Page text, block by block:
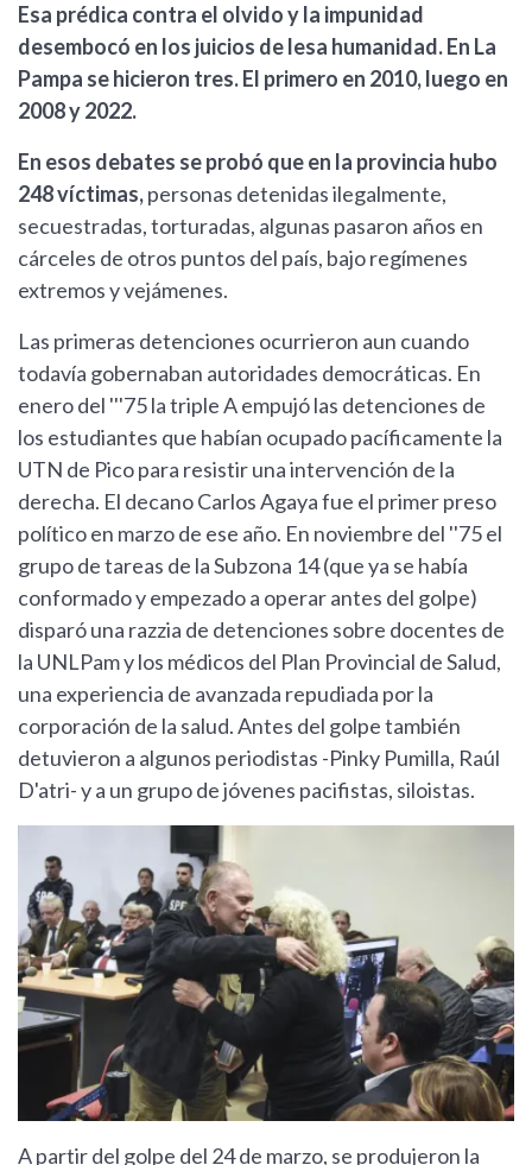
Esa prédica contra el olvido y la impunidad
desembocó en los juicios de lesa humanidad. En La
Pampa se hicieron tres. El primero en 2010, luego en
2008 y 2022.
En esos debates se probó que en la provincia hubo
248 víctimas,personas detenidas ilegalmente,
secuestradas, torturadas, algunas pasaron años en
cárceles de otros puntos del país, bajo regímenes
extremos y vejámenes.
Las primeras detenciones ocurrieron aun cuando
todavía gobernaban autoridades democráticas. En
enero del '''75 la triple A empujó las detenciones de
los estudiantes que habían ocupado pacíficamente la
UTN de Pico para resistir una intervención de la
derecha. El decano Carlos Agaya fue el primer preso
político en marzo de ese año. En noviembre del ''75 el
grupo de tareas de la Subzona 14 (que ya se había
conformado y empezado a operar antes del golpe)
disparó una razzia de detenciones sobre docentes de
la UNLPam y los médicos del Plan Provincial de Salud,
una experiencia de avanzada repudiada por la
corporación de la salud. Antes del golpe también
detuvieron a algunos periodistas -Pinky Pumilla, Raúl
D'atri- y a un grupo de jóvenes pacifistas, siloistas.
A partir del golpe del 24 de marzo, se produjeron la